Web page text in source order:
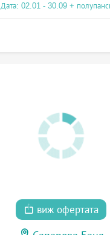
Дата: 02.01 - 30.09 +
виж офертата